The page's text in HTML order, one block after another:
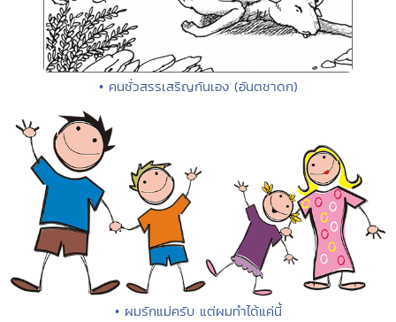
• คนชั่วสรรเสริญกันเอง (อันตชาดก)
• ผมรักแม่ครับ แต่ผมทำได้แค่นี้